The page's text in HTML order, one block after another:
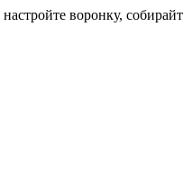
воронку,